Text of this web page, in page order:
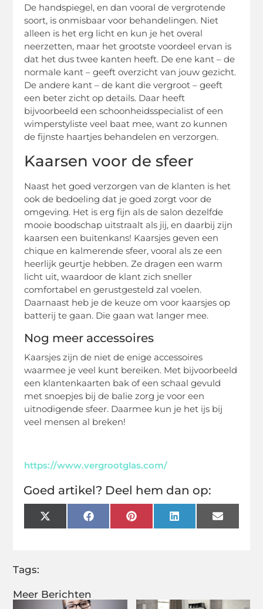
Meer Berichten
De handspiegel, en dan vooral de vergrotende
soort, is onmisbaar voor behandelingen. Niet
alleen is het erg licht en kun je het overal
neerzetten, maar het grootste voordeel ervan is
dat het dus twee kanten heeft. De ene kant – de
normale kant – geeft overzicht van jouw gezicht.
De andere kant – de kant die vergroot – geeft
een beter zicht op details. Daar heeft
bijvoorbeeld een schoonheidsspecialist of een
wimperstyliste veel baat mee, want zo kunnen
de fijnste haartjes behandelen en verzorgen.
Kaarsen voor de sfeer
Naast het goed verzorgen van de klanten is het
ook de bedoeling dat je goed zorgt voor de
omgeving. Het is erg fijn als de salon dezelfde
mooie boodschap uitstraalt als jij, en daarbij zijn
kaarsen een buitenkans! Kaarsjes geven een
chique en kalmerende sfeer, vooral als ze een
heerlijk geurtje hebben. Ze dragen een warm
licht uit, waardoor de klant zich sneller
comfortabel en gerustgesteld zal voelen.
Daarnaast heb je de keuze om voor kaarsjes op
batterij te gaan. Die gaan wat langer mee.
Nog meer accessoires
Kaarsjes zijn de niet de enige accessoires
waarmee je veel kunt bereiken. Met bijvoorbeeld
een klantenkaarten bak of een schaal gevuld
met snoepjes bij de balie zorg je voor een
uitnodigende sfeer. Daarmee kun je het ijs bij
veel mensen al breken!
https://www.vergrootglas.com/
Goed artikel? Deel hem dan op:
X
(Twitter)
FacebookPinterestLinkedInEmail
Tags: